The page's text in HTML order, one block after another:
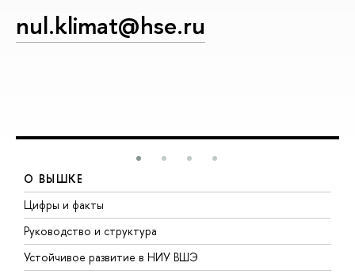
nul.klimat@hse.ru
О ВЫШКЕ
Цифры и факты
Руководство и структура
Устойчивое развитие в НИУ ВШЭ